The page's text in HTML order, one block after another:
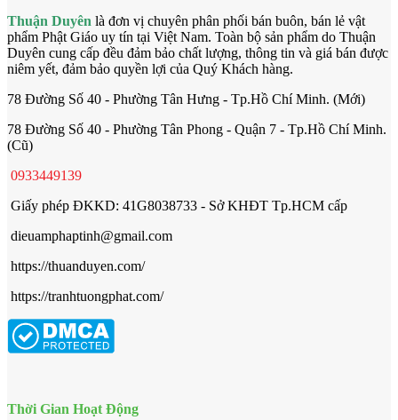
Thuận Duyên là đơn vị chuyên phân phối bán buôn, bán lẻ vật
phẩm Phật Giáo uy tín tại Việt Nam. Toàn bộ sản phẩm do Thuận
Duyên cung cấp đều đảm bảo chất lượng, thông tin và giá bán được
niêm yết, đảm bảo quyền lợi của Quý Khách hàng.
78 Đường Số 40 - Phường Tân Hưng - Tp.Hồ Chí Minh. (Mới)
78 Đường Số 40 - Phường Tân Phong - Quận 7 - Tp.Hồ Chí Minh.
(Cũ)
0933449139
Giấy phép ĐKKD: 41G8038733 - Sở KHĐT Tp.HCM cấp
dieuamphaptinh@gmail.com
https://thuanduyen.com/
https://tranhtuongphat.com/
Thời Gian Hoạt Động